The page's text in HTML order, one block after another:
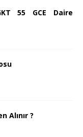
55 GCE Daire
Alınır ?